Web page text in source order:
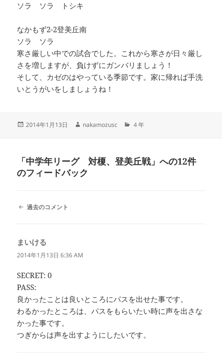
ソラ ソラ トシキ
なかもず2-2登美丘南
ソラ ソラ
寒さ厳しい中での試合でした。これから寒さが日々厳し
さを増しますが、負けずにガンバリましょう！
そして、カゼのはやっている季節です。家に帰れば手洗
いとうがいをしましょうね！
投
2014年1月13日
作
nakamozusc
カ
ー
４年
「中学年リーグ 対榎、登美丘戦」への12件
のフィードバック
コ
ナ
ビ
ゲ
シ
ョ
ン
過去のコメント
まいける
り:
2014年1月13日 6:36 AM
SECRET: 0
PASS:
良かったことは良いところにパスを出せた事です。
わるかったところは、パスをもらいたい時に声を出さな
かった事です。
つぎからは声を出すようにしたいです。